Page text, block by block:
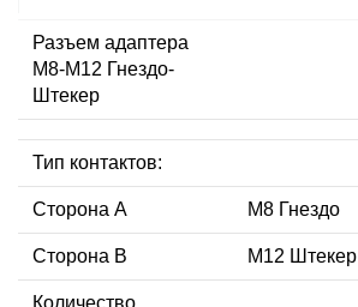
Разъем адаптера
M8-M12 Гнездо-
Штекер
Тип контактов:
Сторона А M8 Гнездо
Сторона В M12 Штекер
Количество